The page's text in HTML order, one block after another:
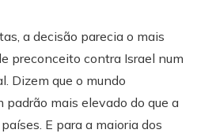
a decisão parecia o mais
preconceito contra Israel num
Dizem que o mundo
padrão mais elevado do que a
E para a maioria dos